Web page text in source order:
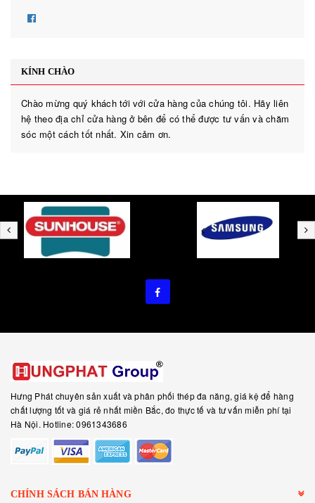
KÍNH CHÀO
Chào mừng quý khách tới với cửa hàng của chúng tôi. Hãy liên
hệ theo địa chỉ cửa hàng ở bên để có thể được tư vấn và chăm
sóc một cách tốt nhất. Xin cảm ơn.
Hưng Phát chuyên sản xuất và phân phối thép đa năng, giá kệ để hàng
chất lượng tốt và giá rẻ nhất miền Bắc, đo thực tế và tư vấn miễn phí tại
Hà Nội. Hotline: 0961343686
CHÍNH SÁCH BÁN HÀNG